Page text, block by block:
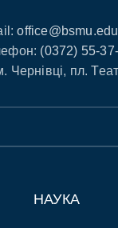
(0372) 55-
Чернівці, пл.
НАУКА